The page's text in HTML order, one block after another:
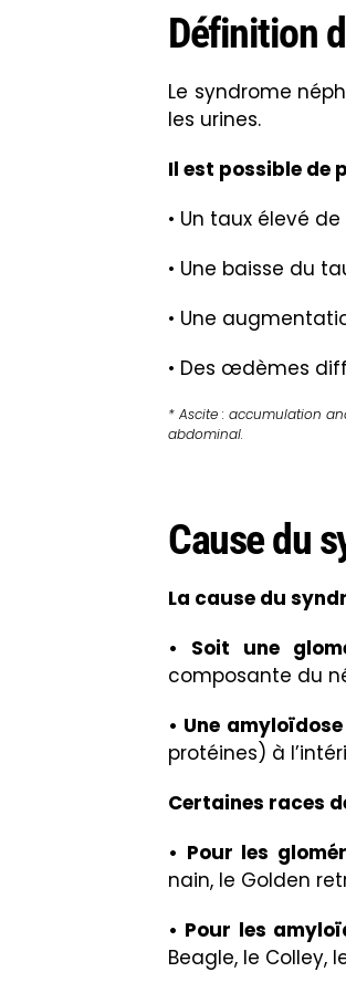
Définition
Le syndrome
les urines.
Il est possible de
• Un taux élevé
• Une baisse du
• Une
• Des œdèmes
* Ascite : accumulation
abdominal.
Cause du
La cause du
• Soit une
composante du
• Une
protéines) à
Certaines races
• Pour les
nain, le Golden
• Pour les
Beagle, le Colley,